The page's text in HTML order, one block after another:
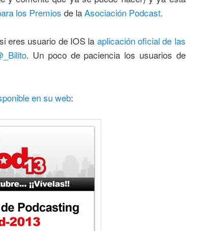
los Premios de laAsociación Podcast.
eres usuario de IOS la aplicación oficial de las
. Un poco de paciencia los usuarios de
en su web: